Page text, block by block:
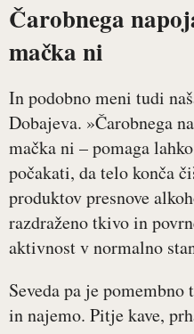
Čarobnega
mačka ni
In podobno meni tudi
Dobajeva. »Čarobnega
mačka ni – pomaga
počakati, da telo konča
produktov presnove
razdraženo tkivo in
aktivnost v normalno
Seveda pa je
in najemo. Pitje kave,